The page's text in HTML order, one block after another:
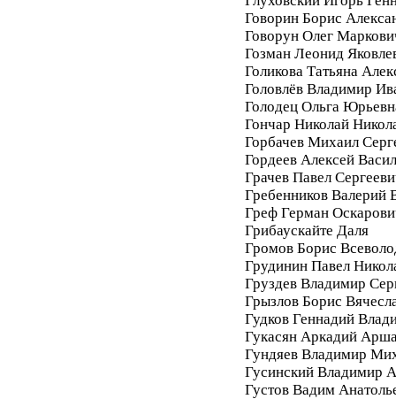
Говорин Борис
Говорун Олег
Гозман Леонид
Голикова Татьяна
Головлёв Владимир
Голодец Ольга
Гончар Николай
Горбачев Михаил
Гордеев Алексей
Грачев Павел
Гребенников Валерий
Греф Герман
Грибаускайте Даля
Громов Борис
Грудинин Павел
Груздев Владимир
Грызлов Борис
Гудков Геннадий
Гукасян Аркадий
Гундяев Владимир
Гусинский Владимир
Густов Вадим